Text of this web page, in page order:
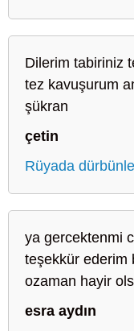
Dilerim tabiriniz
tez kavuşurum
şükran
çetin
Rüyada
ya gercektenmi
teşekkür ederim
ozaman hayir
esra aydın